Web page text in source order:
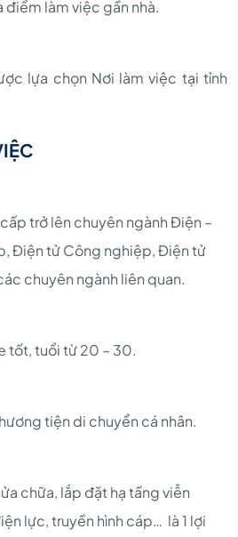
làm việc gần nhà.
lựa chọn Nơi làm việc tại tỉnh
trở lên chuyên ngành Điện –
Điện tử Công nghiệp, Điện tử
chuyên ngành liên quan.
tốt, tuổi từ 20 – 30.
tiện di chuyển cá nhân.
chữa, lắp đặt hạ tầng viễn
lực, truyền hình cáp… là 1 lợi